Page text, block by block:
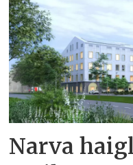
Narva